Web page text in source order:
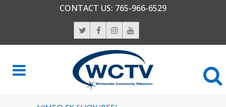
CONTACT US: 765-966-6529